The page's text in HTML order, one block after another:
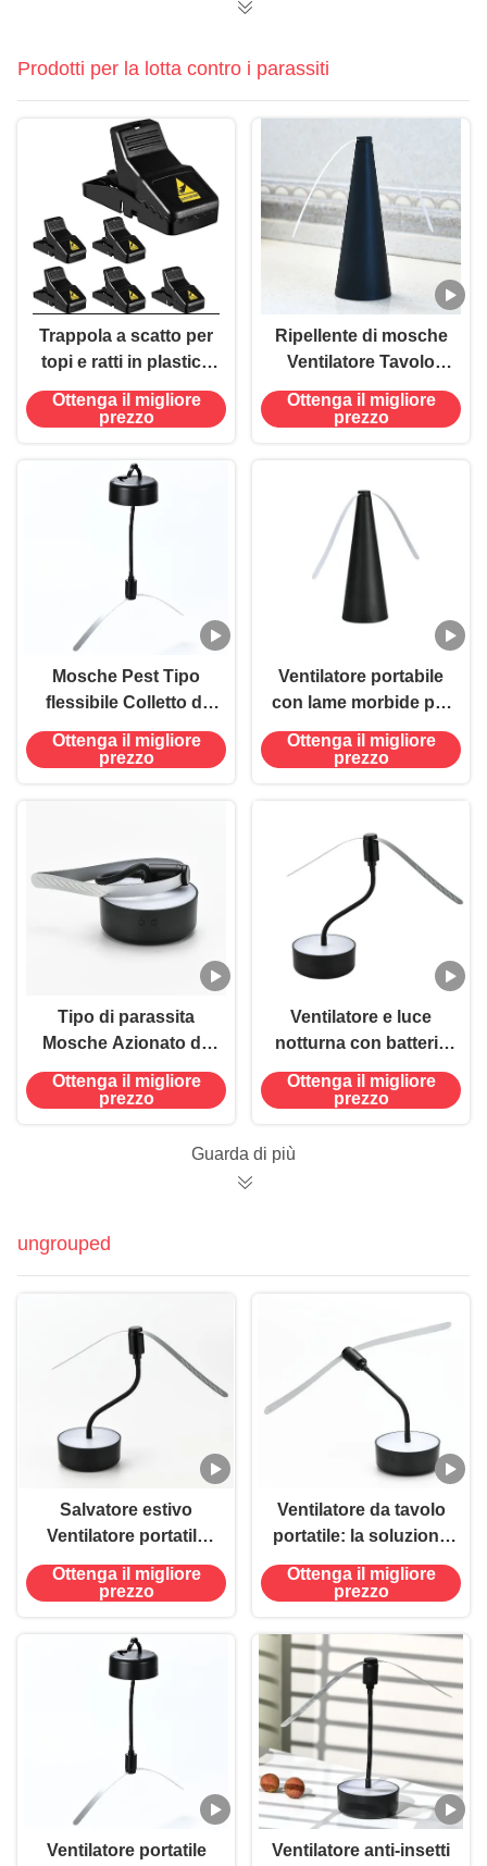
Prodotti per la lotta contro i parassiti
Trappola a scatto per
topi e ratti in plastica
resistente
Ottenga il migliore
prezzo
Ripellente di mosche
Ventilatore Tavolo
portatile Tenere le
mosche lontano con
Ottenga il migliore
prezzo
Mosche Pest Tipo
flessibile Colletto di
gallina USB Azionato
Trappole per mosche
Ottenga il migliore
prezzo
Ventilatore portabile
con lame morbide per
allontanare le mosche
Ottenga il migliore
prezzo
Tipo di parassita
Mosche Azionato da
USB Collo pieghevole
appeso Insetti
Ottenga il migliore
prezzo
Ventilatore e luce
notturna con batteria
al litio 2 in 1
Ottenga il migliore
prezzo
Guarda di più
ungrouped
Salvatore estivo
Ventilatore portatile
da tavolo con lame
morbide
Ottenga il migliore
prezzo
Ventilatore da tavolo
portatile: la soluzione
definitiva per
respingere le mosche
Ottenga il migliore
prezzo
Ventilatore portatile
Ventilatore anti-insetti